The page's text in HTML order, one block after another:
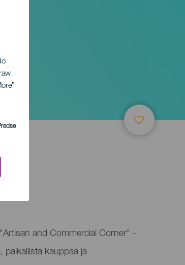
and Commercial Corner" -
paikallista kauppaa ja